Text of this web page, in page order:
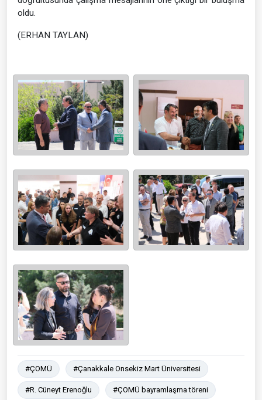
oldu.
(ERHAN TAYLAN)
#ÇOMÜ #Çanakkale Onsekiz Mart Üniversitesi
#R. Cüneyt Erenoğlu #ÇOMÜ bayramlaşma töreni